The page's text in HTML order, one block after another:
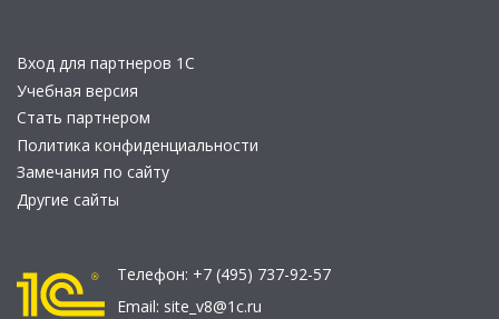
Вход для партнеров 1С
Учебная версия
Стать партнером
Политика конфиденциальности
Замечания по сайту
Другие сайты
Телефон: +7 (495) 737-92-57
Email: site_v8@1c.ru